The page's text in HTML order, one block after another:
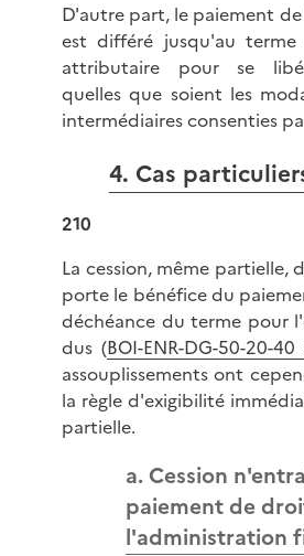
D'autre part, le paiement
est différé jusqu'au
attributaire pour se
quelles que soient les
intermédiaires consenties
4. Cas
210
La cession, même partielle,
porte le bénéfice du
déchéance du terme pour
dus (BOI-ENR-DG-50-20-
assouplissements ont
la règle d'exigibilité
partielle.
a. Cession
paiement de
l'administration